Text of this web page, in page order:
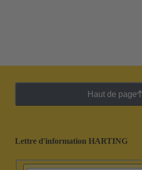
Haut de page
Lettre d'information HARTING